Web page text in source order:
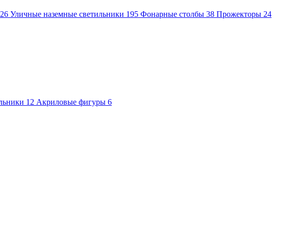
26 Уличные наземные светильники 195 Фонарные столбы 38 Прожекторы 24
12 Акриловые фигуры 6